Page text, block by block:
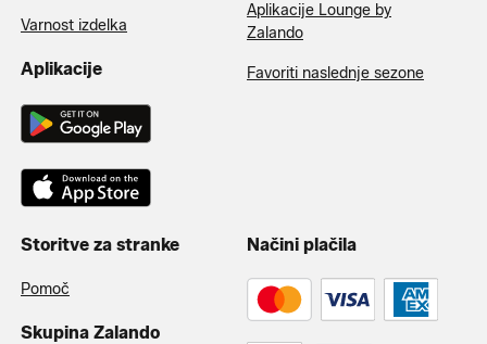
Varnost izdelka
Aplikacije
Aplikacije Lounge by
Zalando
Favoriti naslednje sezone
Storitve za stranke
Pomoč
Skupina Zalando
Načini plačila